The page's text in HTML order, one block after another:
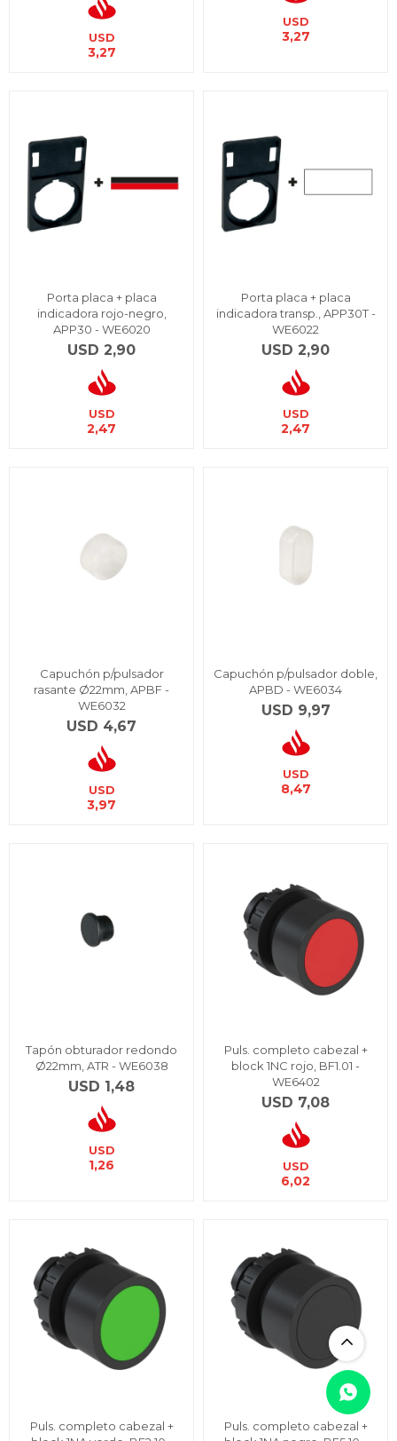
USD
3,27
USD
3,27
Porta placa + placa
indicadora rojo-negro,
APP30 - WE6020
USD 2,90
USD
2,47
Porta placa + placa
indicadora transp., APP30T -
WE6022
USD 2,90
USD
2,47
Capuchón p/pulsador
rasante Ø22mm, APBF -
WE6032
USD 4,67
USD
3,97
Capuchón p/pulsador doble,
APBD - WE6034
USD 9,97
USD
8,47
Tapón obturador redondo
Ø22mm, ATR - WE6038
USD 1,48
USD
1,26
Puls. completo cabezal +
block 1NC rojo, BF1.01 -
WE6402
USD 7,08
USD
6,02
Puls. completo cabezal +
Puls. completo cabezal +